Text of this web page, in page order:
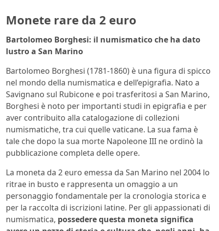
Monete rare da 2 euro
Bartolomeo Borghesi: il numismatico che ha dato
lustro a San Marino
Bartolomeo Borghesi (1781-1860) è una figura di spicco
nel mondo della numismatica e dell’epigrafia. Nato a
Savignano sul Rubicone e poi trasferitosi a San Marino,
Borghesi è noto per importanti studi in epigrafia e per
aver contribuito alla catalogazione di collezioni
numismatiche, tra cui quelle vaticane. La sua fama è
tale che dopo la sua morte Napoleone III ne ordinò la
pubblicazione completa delle opere.
La moneta da 2 euro emessa da San Marino nel 2004 lo
ritrae in busto e rappresenta un omaggio a un
personaggio fondamentale per la cronologia storica e
per la raccolta di iscrizioni latine. Per gli appassionati di
numismatica, possedere questa moneta significa